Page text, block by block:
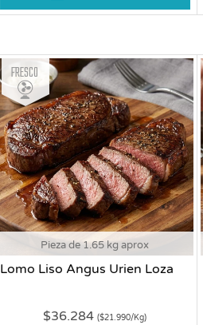
Pieza de 1.65 kg aprox
Lomo Liso Angus Urien Loza
Fresco
$36.284($21.990/Kg)